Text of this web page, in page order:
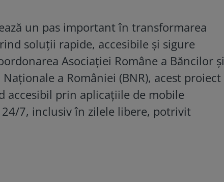
un pas important în transformarea
soluții rapide, accesibile și sigure
Asociației Române a Băncilor și
a României (BNR), acest proiect
accesibil prin aplicațiile de mobile
7, inclusiv în zilele libere, potrivit